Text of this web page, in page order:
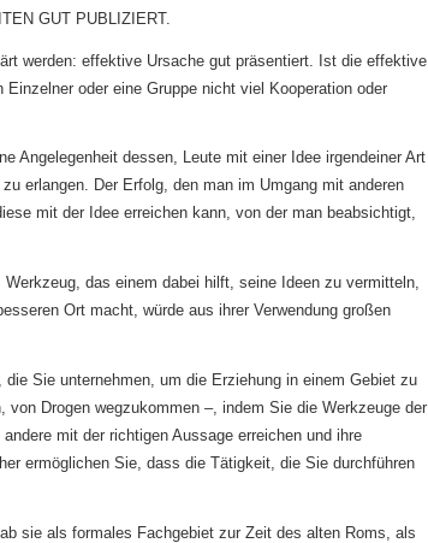
GUT PUBLIZIERT.
werden: effektive Ursache gut präsentiert. Ist die effektive
oder eine Gruppe nicht viel Kooperation oder
Angelegenheit dessen, Leute mit einer Idee irgendeiner Art
erlangen. Der Erfolg, den man im Umgang mit anderen
mit der Idee erreichen kann, von der man beabsichtigt,
das einem dabei hilft, seine Ideen zu vermitteln,
Ort macht, würde aus ihrer Verwendung großen
Sie unternehmen, um die Erziehung in einem Gebiet zu
Drogen wegzukommen –, indem Sie die Werkzeuge der
mit der richtigen Aussage erreichen und ihre
ermöglichen Sie, dass die Tätigkeit, die Sie durchführen
sie als formales Fachgebiet zur Zeit des alten Roms, als